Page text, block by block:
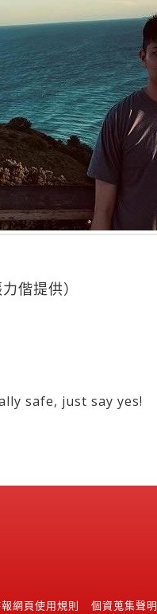
偕提供）
safe, just say yes!
網頁使用規則 個資蒐集聲